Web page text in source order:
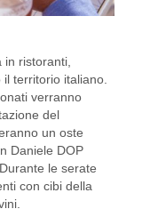
in ristoranti,
territorio italiano.
verranno
del
un oste
Daniele DOP
le serate
con cibi della